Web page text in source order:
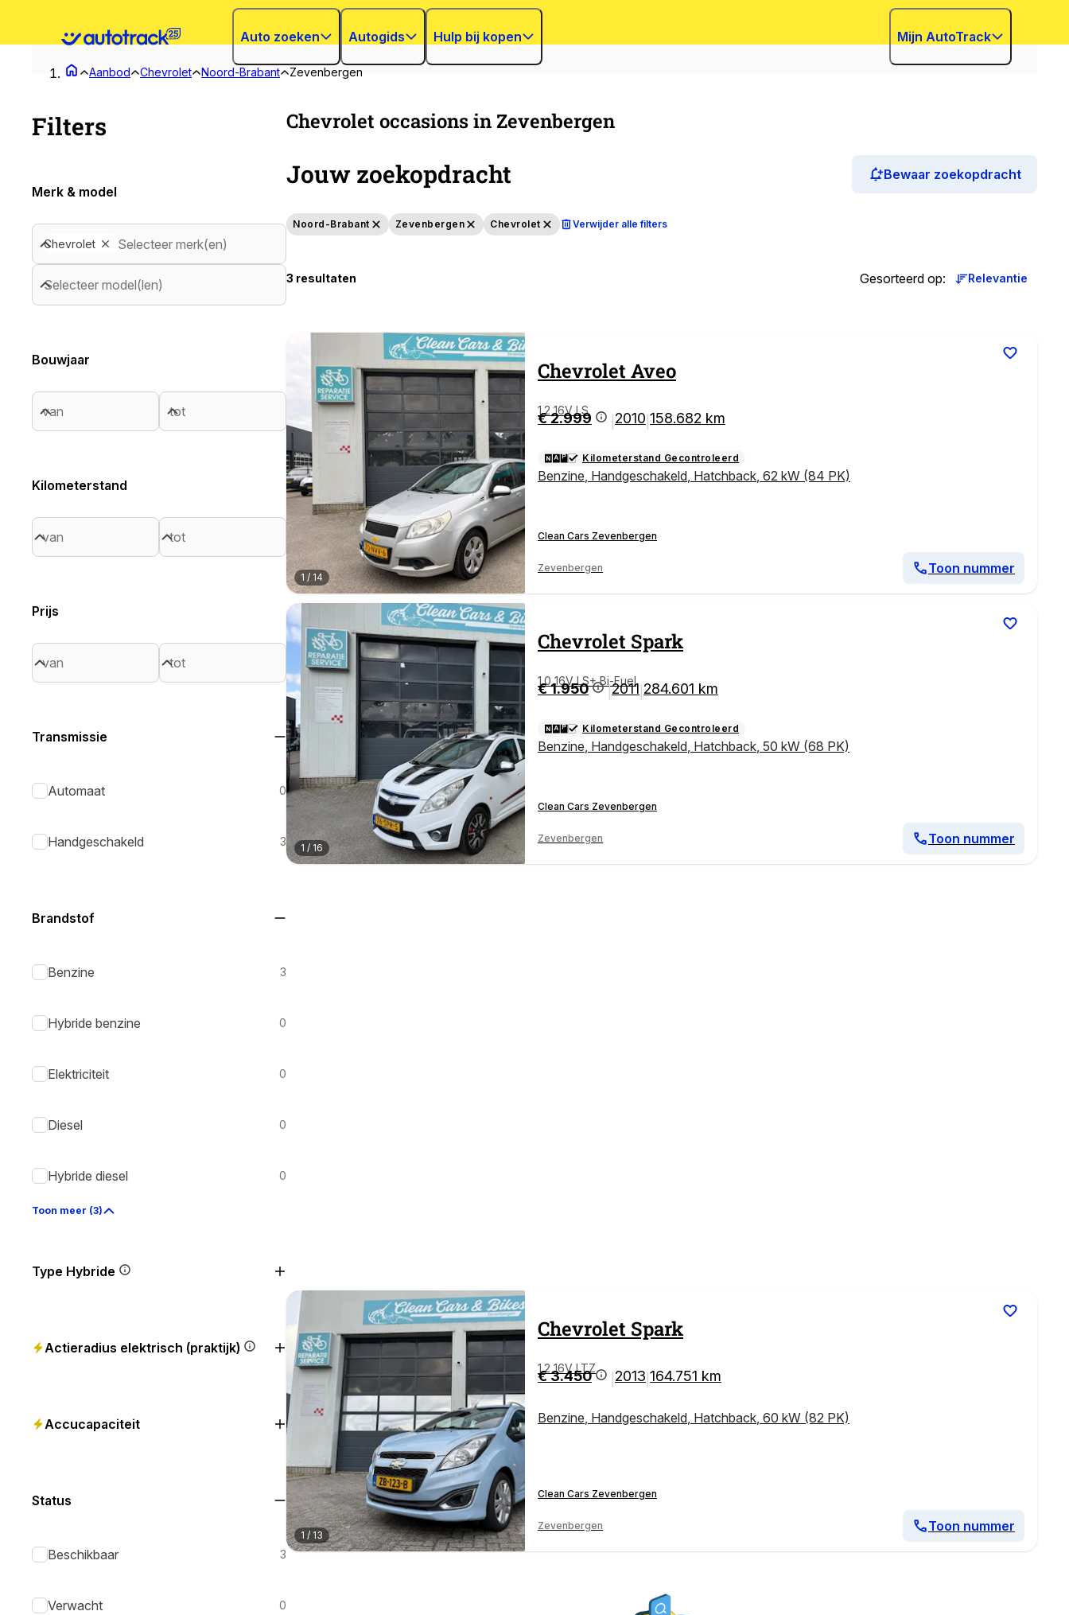
Auto zoeken Autogids Hulp bij kopen Mijn AutoTrack
Aanbod Chevrolet Noord-Brabant Zevenbergen
Filters
Merk & model
Chevrolet Selecteer merk(en)
Selecteer model(len)
Bouwjaar
Kilometerstand
Prijs
Transmissie
Automaat 0
Handgeschakeld 3
Brandstof
Benzine 3
Hybride benzine 0
Elektriciteit 0
Diesel 0
Hybride diesel 0
Toon meer (3)
Type Hybride
Actieradius elektrisch (praktijk)
Accucapaciteit
Status
Beschikbaar 3
Verwacht 0
Chevrolet occasions in Zevenbergen
Jouw zoekopdracht Bewaar zoekopdracht
Noord-Brabant Zevenbergen Chevrolet Verwijder alle filters
3 resultaten Gesorteerd op: Relevantie
1 / 14
Chevrolet Aveo
1.2 16V LS
€ 2.999 2010 158.682 km
Kilometerstand Gecontroleerd
Benzine Handgeschakeld Hatchback 62 kW (84 PK)
Clean Cars Zevenbergen
Zevenbergen Toon nummer
1 / 16
Chevrolet Spark
1.0 16V LS+ Bi-Fuel
€ 1.950 |2011 284.601 km
Kilometerstand Gecontroleerd
Benzine Handgeschakeld Hatchback 50 kW (68 PK)
Clean Cars Zevenbergen
Zevenbergen Toon nummer
1/13
Chevrolet Spark
1.2 16V LTZ
€ 3.450 2013 164.751 km
Benzine Handgeschakeld Hatchback 60 kW (82 PK)
Clean Cars Zevenbergen
Zevenbergen Toon nummer